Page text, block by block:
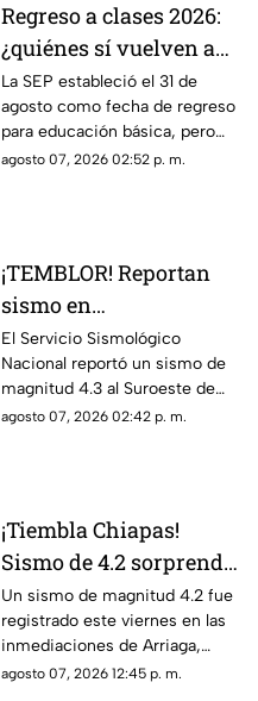
Regreso a clases 2026:
¿quiénes sí vuelven a
las aulas el 31 de
agosto?
La SEP estableció el 31 de
agosto como fecha de regreso
para educación básica, pero
algunos estudiantes tendrán
agosto 07, 2026 02:52 p. m.
¡TEMBLOR! Reportan
sismo en
MAPASTEPEC, Chiapas,
hoy 7 de agosto del
2026
El Servicio Sismológico
Nacional reportó un sismo de
magnitud 4.3 al Suroeste de
MAPASTEPEC, Chiapas. Aquí
agosto 07, 2026 02:42 p. m.
¡Tiembla Chiapas!
Sismo de 4.2 sorprende
a Arriaga este viernes 7
de agosto
Un sismo de magnitud 4.2 fue
registrado este viernes en las
inmediaciones de Arriaga,
Chiapas, de acuerdo con el
agosto 07, 2026 12:45 p. m.